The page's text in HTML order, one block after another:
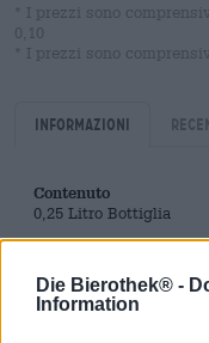
Die Bierothek® -
Information
* I prezzi sono
0,10
* I prezzi sono
Informazioni
Contenuto
0,25 Litro Bottiglia
Duvel